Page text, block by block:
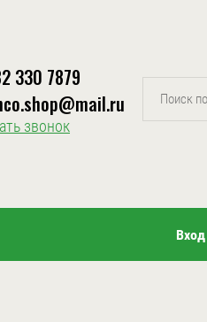
Вход
330 7879
звонок